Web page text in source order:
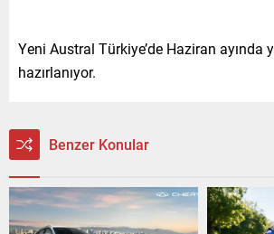
Yeni Austral Türkiye’de Haziran ayında
hazırlanıyor.
Benzer Konular